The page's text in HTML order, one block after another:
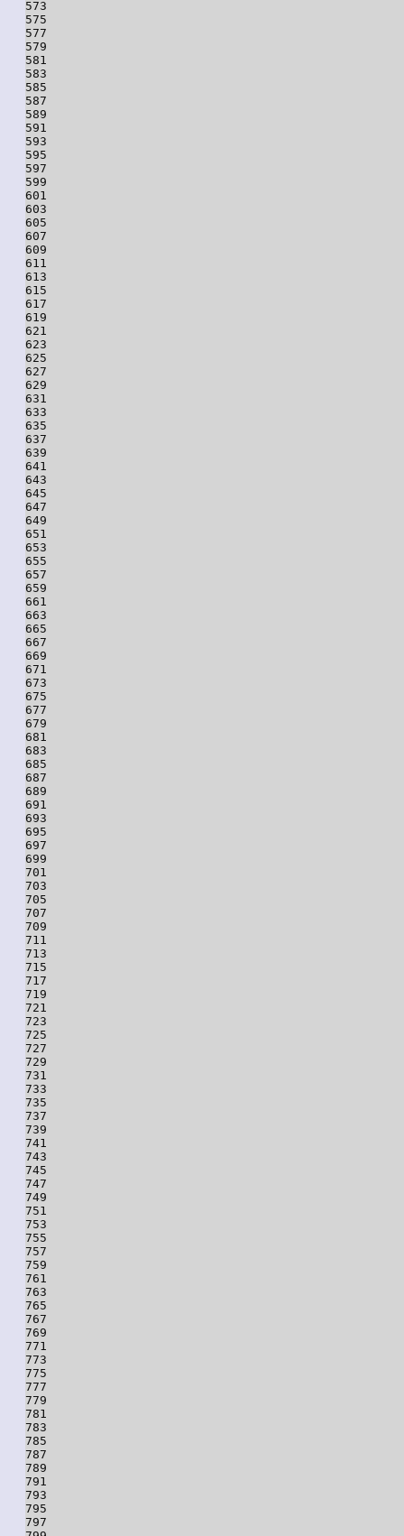
573
575
577
579
581
583
585
587
589
591
593
595
597
599
601
603
605
607
609
611
613
615
617
619
621
623
625
627
629
631
633
635
637
639
641
643
645
647
649
651
653
655
657
659
661
663
665
667
669
671
673
675
677
679
681
683
685
687
689
691
693
695
697
699
701
703
705
707
709
711
713
715
717
719
721
723
725
727
729
731
733
735
737
739
741
743
745
747
749
751
753
755
757
759
761
763
765
767
769
771
773
775
777
779
781
783
785
787
789
791
793
795
797